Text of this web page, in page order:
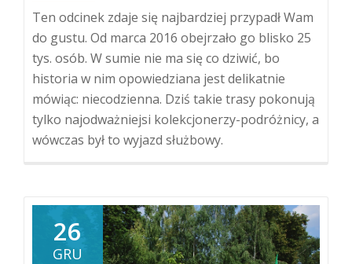
Ten odcinek zdaje się najbardziej przypadł Wam
do gustu. Od marca 2016 obejrzało go blisko 25
tys. osób. W sumie nie ma się co dziwić, bo
historia w nim opowiedziana jest delikatnie
mówiąc: niecodzienna. Dziś takie trasy pokonują
tylko najodważniejsi kolekcjonerzy-podróżnicy, a
wówczas był to wyjazd służbowy.
26
GRU